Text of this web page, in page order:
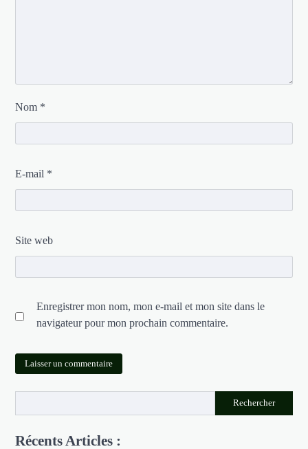
Nom *
E-mail *
Site web
Enregistrer mon nom, mon e-mail et mon site dans le
navigateur pour mon prochain commentaire.
Rechercher
Récents Articles :